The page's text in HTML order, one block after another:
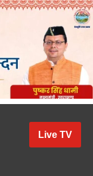
Live TV